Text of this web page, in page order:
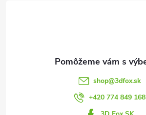
shop@3dfox.sk
+420 774 849 168